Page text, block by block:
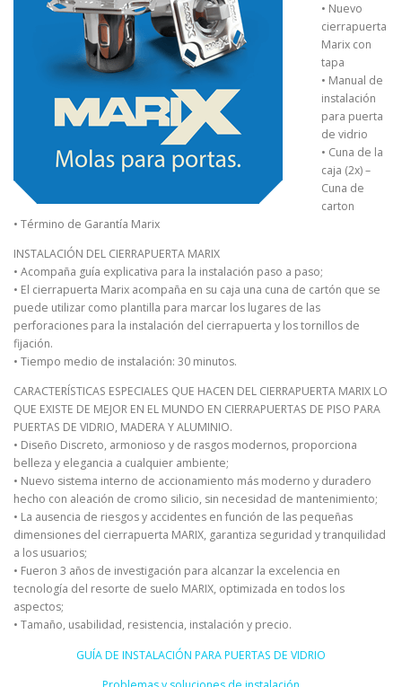
• Nuevo
cierrapuerta
Marix con
tapa
• Manual de
instalación
para puerta
de vidrio
• Cuna de la
caja (2x) –
Cuna de
carton
• Término de Garantía Marix
INSTALACIÓN DEL CIERRAPUERTA MARIX
• Acompaña guía explicativa para la instalación paso a paso;
• El cierrapuerta Marix acompaña en su caja una cuna de cartón que se
puede utilizar como plantilla para marcar los lugares de las
perforaciones para la instalación del cierrapuerta y los tornillos de
fijación.
• Tiempo medio de instalación: 30 minutos.
CARACTERÍSTICAS ESPECIALES QUE HACEN DEL CIERRAPUERTA MARIX LO
QUE EXISTE DE MEJOR EN EL MUNDO EN CIERRAPUERTAS DE PISO PARA
PUERTAS DE VIDRIO, MADERA Y ALUMINIO.
• Diseño Discreto, armonioso y de rasgos modernos, proporciona
belleza y elegancia a cualquier ambiente;
• Nuevo sistema interno de accionamiento más moderno y duradero
hecho con aleación de cromo silicio, sin necesidad de mantenimiento;
• La ausencia de riesgos y accidentes en función de las pequeñas
dimensiones del cierrapuerta MARIX, garantiza seguridad y tranquilidad
a los usuarios;
• Fueron 3 años de investigación para alcanzar la excelencia en
tecnología del resorte de suelo MARIX, optimizada en todos los
aspectos;
• Tamaño, usabilidad, resistencia, instalación y precio.
GUÍA DE INSTALACIÓN PARA PUERTAS DE VIDRIO